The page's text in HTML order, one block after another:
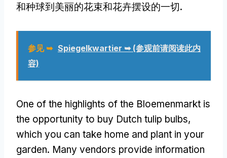
和种球到美丽的花束和花卉摆设的一切.
参见 ➥ Spiegelkwartier ➥ (参观前请阅读此内
容)
One of the highlights of the Bloemenmarkt is
the opportunity to buy Dutch tulip bulbs,
which you can take home and plant in your
garden. Many vendors provide information